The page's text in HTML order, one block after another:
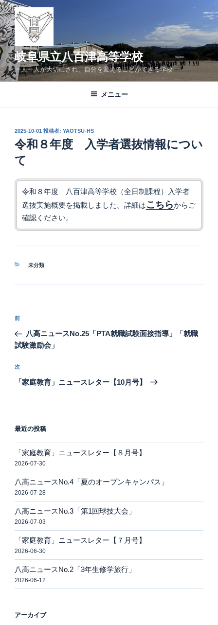
コ
ン
テ
ン
ツ
へ
ス
プ
岐阜県立八百津高等学校
一人一人が大切にされ、自分を変えることができる学校
メニュー
投
稿
日:
2025-10-01 投稿者: YAOTSU-HS
令和８年度 入学者選抜情報につい
て
令和８年度 八百津高等学校（全日制課程）入学者
選抜実施概要を掲載しました。詳細はこちらからご
確認ください。
カ
未分類
投
ナ
ゲ
ー
前
の
投
前
八高ニュースNo.25「PTA就職試験面接指導」「就職
試験激励会」
次
の
次
「家庭教育」ニュースレター【10月号】
最近の投稿
「家庭教育」ニュースレター【８月号】
2026-07-30
八高ニュースNo.4「夏のオープンキャンパス」
2026-07-28
八高ニュースNo.3「第1回球技大会」
2026-07-03
「家庭教育」ニュースレター【７月号】
2026-06-30
八高ニュースNo.2「3年生修学旅行」
2026-06-12
アーカイブ